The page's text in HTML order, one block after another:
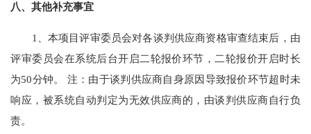
八、其他补充事宜
1、本项目评审委员会对各谈判供应商资格审查结束后，由
评审委员会在系统后台开启二轮报价环节，二轮报价开启时长
为50分钟。 注：由于谈判供应商自身原因导致报价环节超时未
响应，被系统自动判定为无效供应商的，由谈判供应商自行负
责。